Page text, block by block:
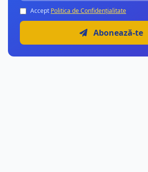
Accept Politica de Confidențialitate
Abonează-te